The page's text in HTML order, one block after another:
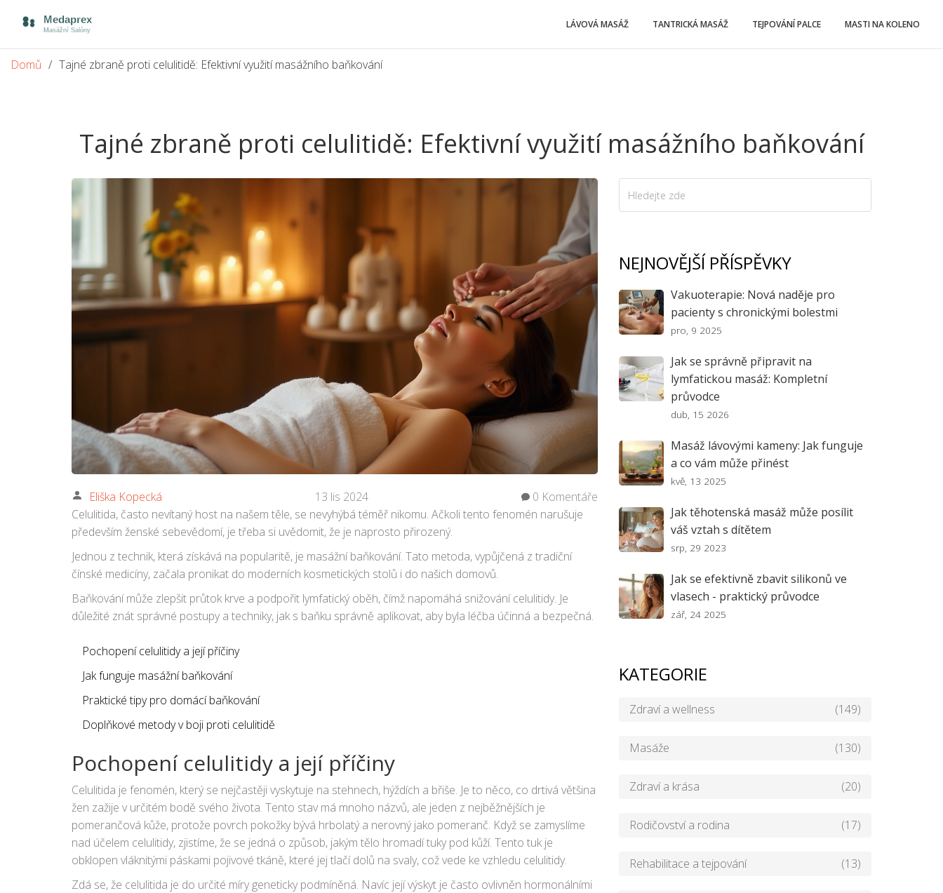
LÁVOVÁ MASÁŽ TANTRICKÁ MASÁŽ TEJPOVÁNÍ PALCE MASTI NA KOLENO
Domů Tajné zbraně proti celulitidě: Efektivní využití masážního baňkování
Tajné zbraně proti celulitidě: Efektivní využití masážního baňkování
Eliška Kopecká 13 lis 2024
0 Komentáře
Celulitida, často nevítaný host na našem těle, se nevyhýbá téměř nikomu. Ačkoli tento fenomén narušuje
především ženské sebevědomí, je třeba si uvědomit, že je naprosto přirozený.
Jednou z technik, která získává na popularitě, je masážní baňkování. Tato metoda, vypůjčená z tradiční
čínské medicíny, začala pronikat do moderních kosmetických stolů i do našich domovů.
Baňkování může zlepšit průtok krve a podpořit lymfatický oběh, čímž napomáhá snižování celulitidy. Je
důležité znát správné postupy a techniky, jak s baňku správně aplikovat, aby byla léčba účinná a bezpečná.
Pochopení celulitidy a její příčiny
Jak funguje masážní baňkování
Praktické tipy pro domácí baňkování
Doplňkové metody v boji proti celulitidě
Pochopení celulitidy a její příčiny
Celulitida je fenomén, který se nejčastěji vyskytuje na stehnech, hýždích a břiše. Je to něco, co drtivá většina
žen zažije v určitém bodě svého života. Tento stav má mnoho názvů, ale jeden z nejběžnějších je
pomerančová kůže, protože povrch pokožky bývá hrbolatý a nerovný jako pomeranč. Když se zamyslíme
nad účelem celulitidy, zjistíme, že se jedná o způsob, jakým tělo hromadí tuky pod kůží. Tento tuk je
obklopen vláknitými páskami pojivové tkáně, které jej tlačí dolů na svaly, což vede ke vzhledu celulitidy.
Zdá se, že celulitida je do určité míry geneticky podmíněná. Navíc její výskyt je často ovlivněn hormonálními
NEJNOVĚJŠÍ PŘÍSPĚVKY
Vakuoterapie: Nová naděje pro
pacienty s chronickými bolestmi
pro, 9 2025
Jak se správně připravit na
lymfatickou masáž: Kompletní
průvodce
dub, 15 2026
Masáž lávovými kameny: Jak funguje
a co vám může přinést
kvě, 13 2025
Jak těhotenská masáž může posílit
váš vztah s dítětem
srp, 29 2023
Jak se efektivně zbavit silikonů ve
vlasech - praktický průvodce
zář, 24 2025
KATEGORIE
Zdraví a wellness (149)
Masáže (130)
Zdraví a krása (20)
Rodičovství a rodina (17)
Rehabilitace a tejpování (13)